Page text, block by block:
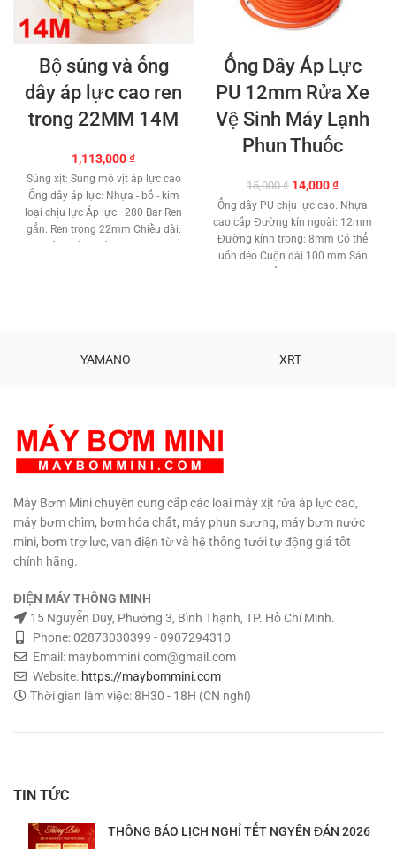
Bộ súng và ống
dây áp lực cao ren
trong 22MM 14M
1,113,000₫
Súng xịt: Súng mỏ vịt áp lực cao
Ống dây áp lực: Nhựa - bố - kim
loại chịu lực Áp lực: 280 Bar Ren
gắn: Ren trong 22mm Chiều dài:
Ống Dây Áp Lực
PU 12mm Rửa Xe
Vệ Sinh Máy Lạnh
Phun Thuốc
15,000₫ Giá
gốc
là:
15,000 ₫.
14,000₫Giá
hiện
tại
là:
14,000 ₫.
Ống dây PU chịu lực cao. Nhựa
cao cấp Đường kín ngoài: 12mm
Đường kính trong: 8mm Có thể
uốn dẻo Cuộn dài 100 mm Sản
YAMANO XRT
Máy Bơm Mini chuyên cung cấp các loại máy xịt rửa áp lực cao,
máy bơm chìm, bơm hóa chất, máy phun sương, máy bơm nước
mini, bơm trợ lực, van điện từ và hệ thống tưới tự động giá tốt
chính hãng.
ĐIỆN MÁY THÔNG MINH
15 Nguyễn Duy, Phường 3, Bình Thạnh, TP. Hồ Chí Minh.
Phone: 02873030399 - 0907294310
Email: maybommini.com@gmail.com
Website: https://maybommini.com
Thời gian làm việc: 8H30 - 18H (CN nghỉ)
TIN TỨC
THÔNG BÁO LỊCH NGHỈ TẾT NGYÊN ĐÁN 2026